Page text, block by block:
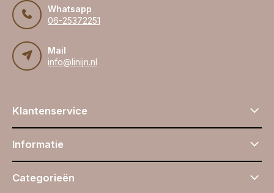
Whatsapp
06-25372251
Mail
info@linijn.nl
Klantenservice
Informatie
Categorieën